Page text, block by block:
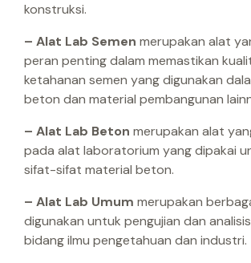
konstruksi.
– Alat Lab Semen merupakan alat
peran penting dalam memastikan
ketahanan semen yang digunakan
beton dan material pembangunan
– Alat Lab Beton merupakan alat
pada alat laboratorium yang dipakai
sifat-sifat material beton.
– Alat Lab Umum merupakan
digunakan untuk pengujian dan
bidang ilmu pengetahuan dan industri.